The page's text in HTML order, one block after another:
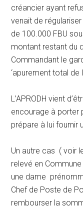
créancier ayant
venait de
de 100.000 FBU
montant restant du
Commandant le
‘apurement total de
L’APRODH vient
encourage à porter
prépare à lui fournir
Un autre cas ( voir
relevé en
une dame
Chef de Poste de
rembourser la